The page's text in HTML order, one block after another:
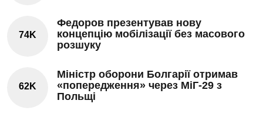
74K
Федоров презентував нову
концепцію мобілізації без масового
розшуку
62K
Міністр оборони Болгарії отримав
«попередження» через МіГ-29 з
Польщі